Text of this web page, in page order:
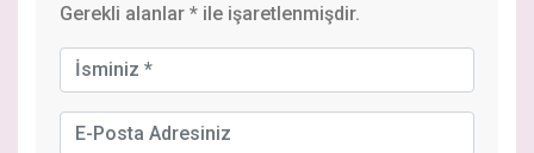
Gerekli alanlar * ile işaretlenmişdir.